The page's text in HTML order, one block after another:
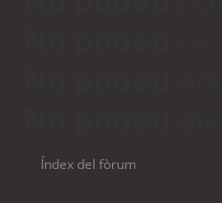
Índex del fòrum